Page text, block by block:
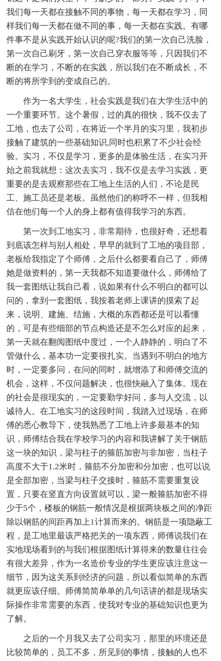
我们每一天都在接触不同的事物，每一天都在学习，同
样我们每一天都在做不同的事，每一天都在实践。有哪
件事不是从实践开始认识的呢?我们的第一次自己洗脸，
第一次自己刷牙，第一次自己穿衣服等等，只因我们不
断的在学习，不断的在实践，所以我们在不断成长，不
断的将所学到的变成自己的。
作为一名大学生，社会实践是我们在大学生活中的
一个重要环节。这个暑假，过的真的很快，我不仅去了
工地，也去了公司，在将近一个半月的实习里，我初步
接触了建筑的一些基础知识,同时也积累了不少社会经
验。实习，不仅是学习，更多的是体验生活，在实习开
始之前我就想：这次去实习，我不仅是去学习实践，更
重要的是去观察那些在工地上生活的人们，不论是民
工、施工员还是老板。虽然他们的称呼不一样，但我相
信在他们每一个人的身上都有值得我学习的东西。
第一次到工地实习，非常期待，也很好奇，还想着
到底该怎样与别人相处，早早的就到了工地的项目部，
老板给我指定了个师傅，之后什么都要看自己了，师傅
她是做资料的，第一天我都不知道要做什么，师傅给了
我一套图纸让我自己看，说如果有什么不明白的都可以
问的，拿到一套图纸，我按着老师上课讲的摸索了起
来，说明、建施、结施，大概的东西都还是可以看懂
的，可是有些细部的节点构造还是不怎么对应的起来，
第一天就在翻阅图纸中度过，一个人静静的，明白了不
管做什么，基本功一定要很扎实。当遇到不明白的地方
时，一定要多问，在问的同时，就增添了和师傅交流的
机会，这样，不仅问题解决，也很快融入了集体。现在
的社会是很现实的，一定要勤学好问，多与人交流，以
诚待人。在工地实习的这段时间，我踏入过现场，在师
傅的悉心教导下，使我熟悉了工地上许多最基本的知
识，师傅结合我在学校学习的内容和我讲解了关于钢筋
这一块的知识，梁与柱子的箍筋加密与非加密，当柱子
高度不大于1.2米时，箍筋不分加密和分加密，也可以说
是全部加密，当梁与柱子交接时，箍筋不需要重复设
置，只要在竖直方向设置就可以，梁一般箍筋加密不得
少于5个，楼板的钢筋一般情况是根据两块板之间的净距
除以钢筋的间距再加上1计算而来的。钢筋是一项隐蔽工
程，是工地里最该严格把关的一项东西，师傅说我们在
实地现场看到的与我们根据图纸计算得来的数量往往会
有很大差异，作为一名造价专业的学生更应该注意这一
细节，因为这关系到经济的问题，所以看似简单的东西
就更应该仔细。师傅简简单单的几句话讲的都是现场实
际操作非常需要的东西，使我对专业的基础知识也更为
了解。
之后的一个月我又去了公司实习，那里的环境还是
比较简单的，员工不多，所见到的事情，接触的人也不